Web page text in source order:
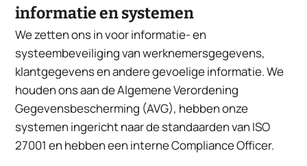
informatie en systemen
We zetten ons in voor informatie- en
systeembeveiliging van werknemersgegevens,
klantgegevens en andere gevoelige informatie. We
houden ons aan de Algemene Verordening
Gegevensbescherming (AVG), hebben onze
systemen ingericht naar de standaarden van ISO
27001 en hebben een interne Compliance Officer.